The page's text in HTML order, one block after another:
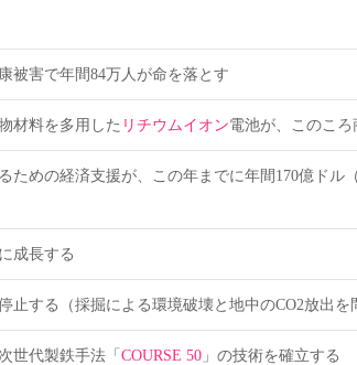
被害で年間84万人が命を落とす
材料を多用した リチウムイオン電池が、このころ
ための経済支援が、この年までに年間170億ドル
成長する
止する（採掘による環境破壊と地中のCO2放出を
世代製鉄手法「 COURSE 50 」の技術を確立する